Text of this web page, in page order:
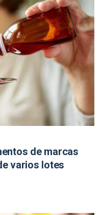
de marcas
varios lotes